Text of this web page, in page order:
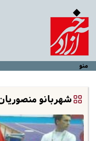
منو
شهربانو